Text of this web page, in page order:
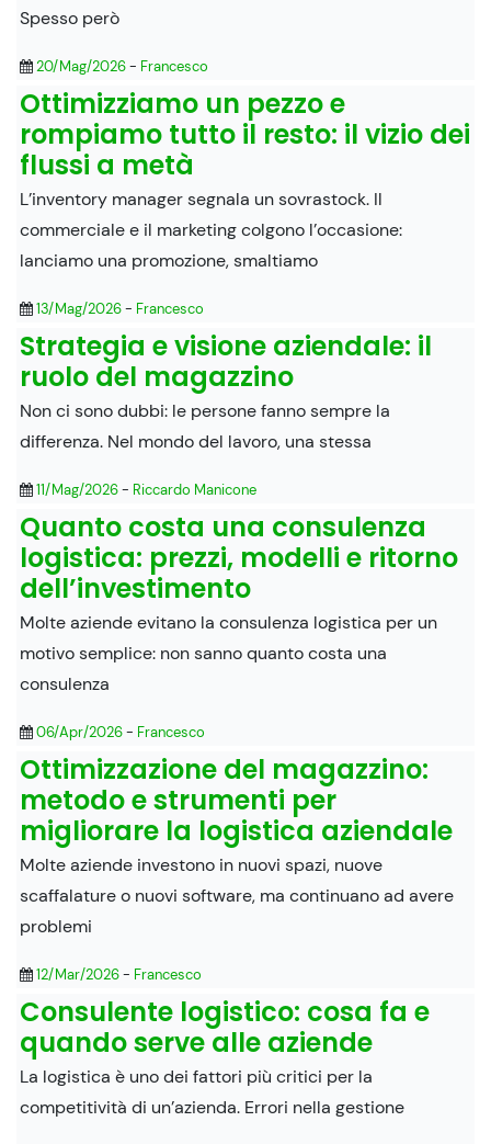
Spesso però
20/Mag/2026- Francesco
Ottimizziamo un pezzo e
rompiamo tutto il resto: il vizio dei
flussi a metà
L’inventory manager segnala un sovrastock. Il
commerciale e il marketing colgono l’occasione:
lanciamo una promozione, smaltiamo
13/Mag/2026- Francesco
Strategia e visione aziendale: il
ruolo del magazzino
Non ci sono dubbi: le persone fanno sempre la
differenza. Nel mondo del lavoro, una stessa
11/Mag/2026- Riccardo Manicone
Quanto costa una consulenza
logistica: prezzi, modelli e ritorno
dell’investimento
Molte aziende evitano la consulenza logistica per un
motivo semplice: non sanno quanto costa una
consulenza
06/Apr/2026- Francesco
Ottimizzazione del magazzino:
metodo e strumenti per
migliorare la logistica aziendale
Molte aziende investono in nuovi spazi, nuove
scaffalature o nuovi software, ma continuano ad avere
problemi
12/Mar/2026- Francesco
Consulente logistico: cosa fa e
quando serve alle aziende
La logistica è uno dei fattori più critici per la
competitività di un’azienda. Errori nella gestione